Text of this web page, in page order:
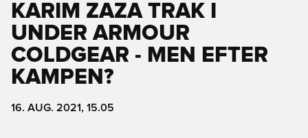
KARIM ZAZA TRAK I
UNDER ARMOUR
COLDGEAR - MEN EFTER
KAMPEN?
16. AUG. 2021, 15.05